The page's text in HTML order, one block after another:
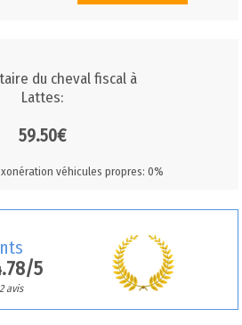
du cheval fiscal à
Lattes:
59.50€
véhicules propres: 0%
5
avis